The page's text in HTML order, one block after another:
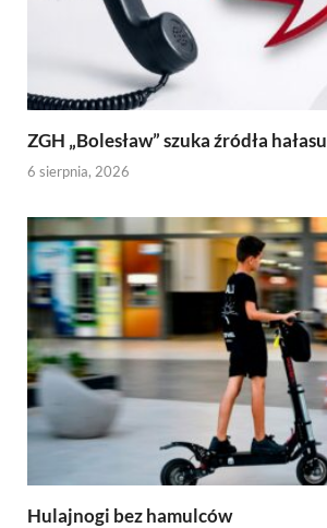
ZGH „Bolesław” szuka źródła hałasu
6 sierpnia, 2026
Hulajnogi bez hamulców